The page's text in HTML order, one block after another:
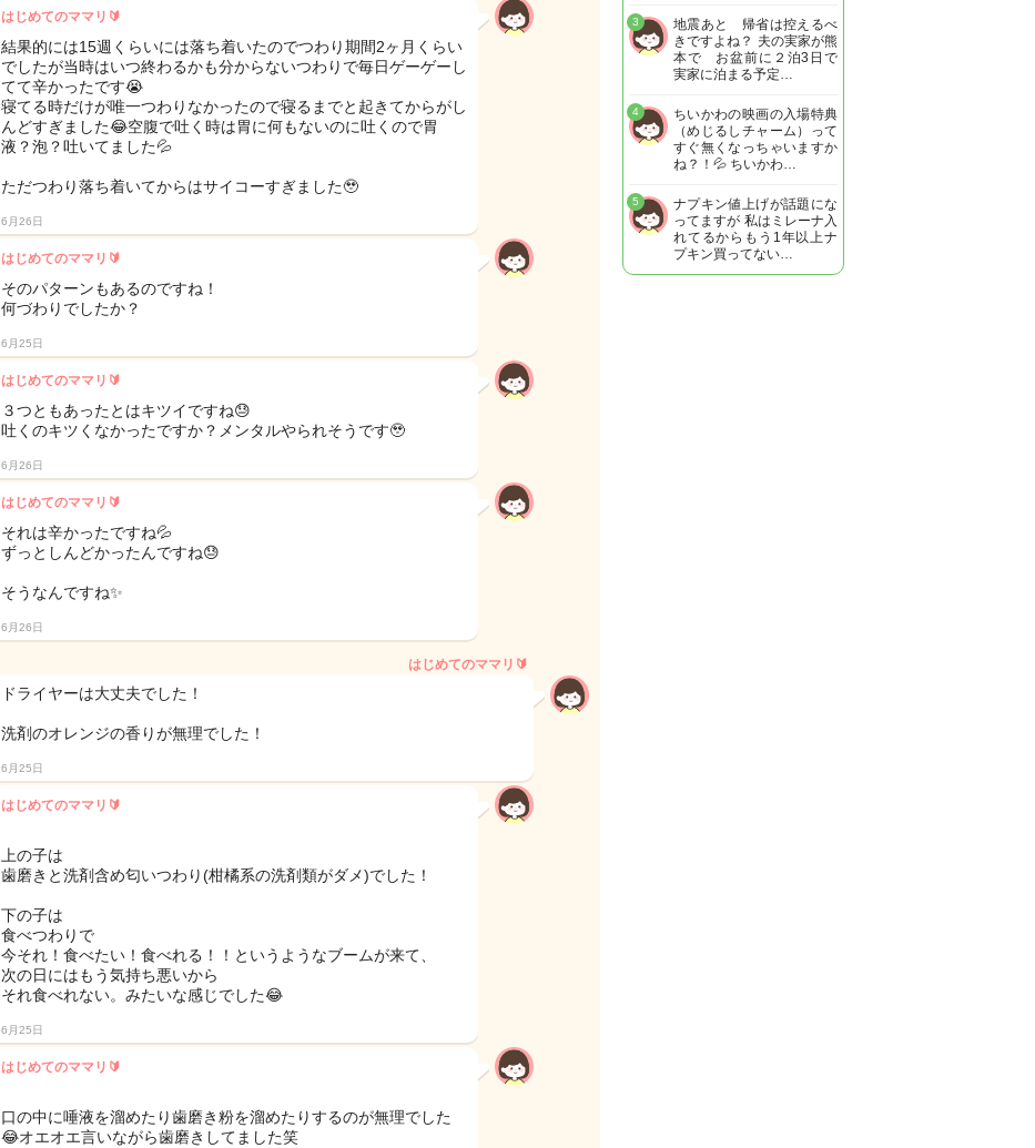
はじめてのママリ🔰
結果的には15週くらいには落ち着いたのでつわり期間2ヶ月くらい
でしたが当時はいつ終わるかも分からないつわりで毎日ゲーゲーし
てて辛かったです😭
寝てる時だけが唯一つわりなかったので寝るまでと起きてからがし
んどすぎました😂空腹で吐く時は胃に何もないのに吐くので胃
液？泡？吐いてました💦
ただつわり落ち着いてからはサイコーすぎました🥹
6月26日
はじめてのママリ🔰
そのパターンもあるのですね！
何づわりでしたか？
6月25日
はじめてのママリ🔰
３つともあったとはキツイですね😓
吐くのキツくなかったですか？メンタルやられそうです🥹
6月26日
はじめてのママリ🔰
それは辛かったですね💦
ずっとしんどかったんですね😓
そうなんですね✨
6月26日
はじめてのママリ🔰
ドライヤーは大丈夫でした！
洗剤のオレンジの香りが無理でした！
6月25日
はじめてのママリ🔰
上の子は
歯磨きと洗剤含め匂いつわり(柑橘系の洗剤類がダメ)でした！
下の子は
食べつわりで
今それ！食べたい！食べれる！！というようなブームが来て、
次の日にはもう気持ち悪いから
それ食べれない。みたいな感じでした😂
6月25日
はじめてのママリ🔰
口の中に唾液を溜めたり歯磨き粉を溜めたりするのが無理でした
😂オエオエ言いながら歯磨きしてました笑
地震あと 帰省は控えるべ
きですよね？ 夫の実家が熊
本で お盆前に２泊3日で
実家に泊まる予定…
3
ちいかわの映画の入場特典
（めじるしチャーム）って
すぐ無くなっちゃいますか
ね？！💦 ちいかわ…
4
ナプキン値上げが話題にな
ってますが 私はミレーナ入
れてるからもう1年以上ナ
プキン買ってない…
5